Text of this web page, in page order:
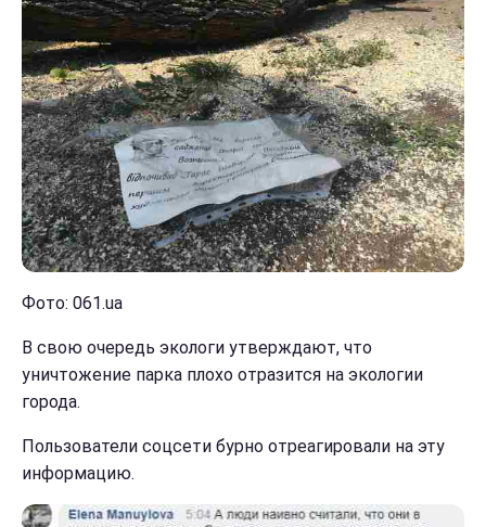
Фото: 061.ua
В свою очередь экологи утверждают, что
уничтожение парка плохо отразится на экологии
города.
Пользователи соцсети бурно отреагировали на эту
информацию.